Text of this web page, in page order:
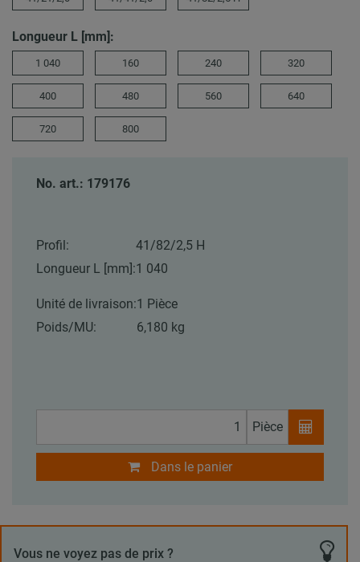
Longueur L [mm]:
1 040 160 240 320
400 480 560 640
720 800
No. art.: 179176
Profil:
41/82/2,5 H
Longueur L [mm]:1 040
Unité de livraison:1 Pièce
Poids/MU:
6,180 kg
Pièce
Dans le panier
Vous ne voyez pas de prix ?